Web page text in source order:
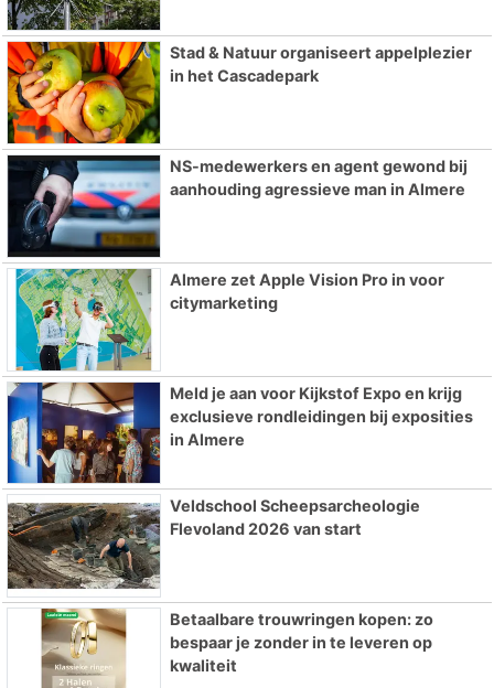
Stad & Natuur organiseert appelplezier
in het Cascadepark
NS-medewerkers en agent gewond bij
aanhouding agressieve man in Almere
Almere zet Apple Vision Pro in voor
citymarketing
Meld je aan voor Kijkstof Expo en krijg
exclusieve rondleidingen bij exposities
in Almere
Veldschool Scheepsarcheologie
Flevoland 2026 van start
Betaalbare trouwringen kopen: zo
bespaar je zonder in te leveren op
kwaliteit